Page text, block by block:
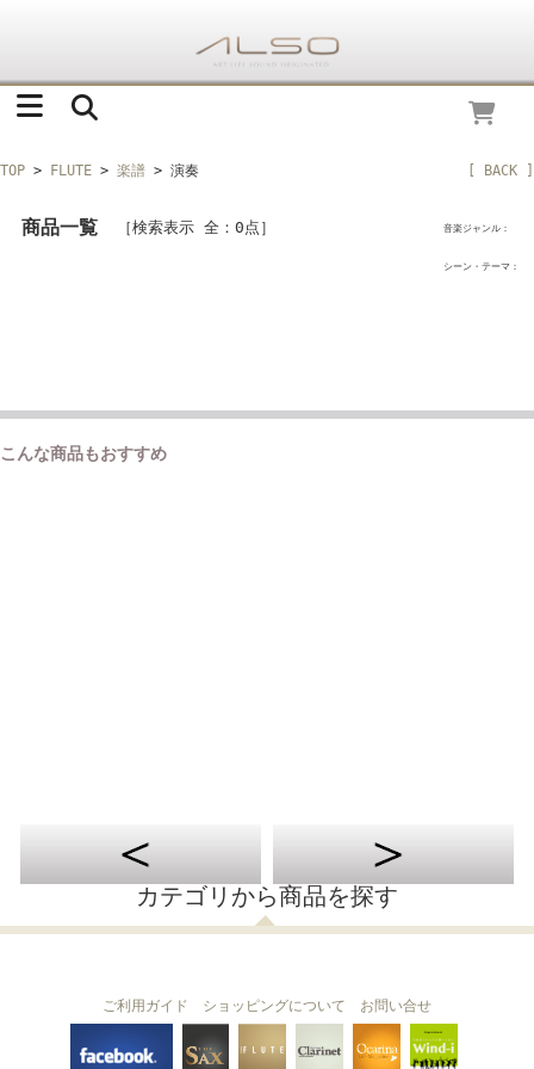
TOP > FLUTE > 楽譜 > 演奏 [ BACK ]
音楽ジャンル：
シーン・テーマ：
商品一覧 ［検索表示 全：0点］
こんな商品もおすすめ
カテゴリから商品を探す
ご利用ガイド ショッピングについて お問い合せ